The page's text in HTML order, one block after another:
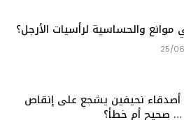
والحساسية لرأسيات الأرجل؟
25/
نحيفين يشجع على إنقاص
… صحيح أم خطأ؟